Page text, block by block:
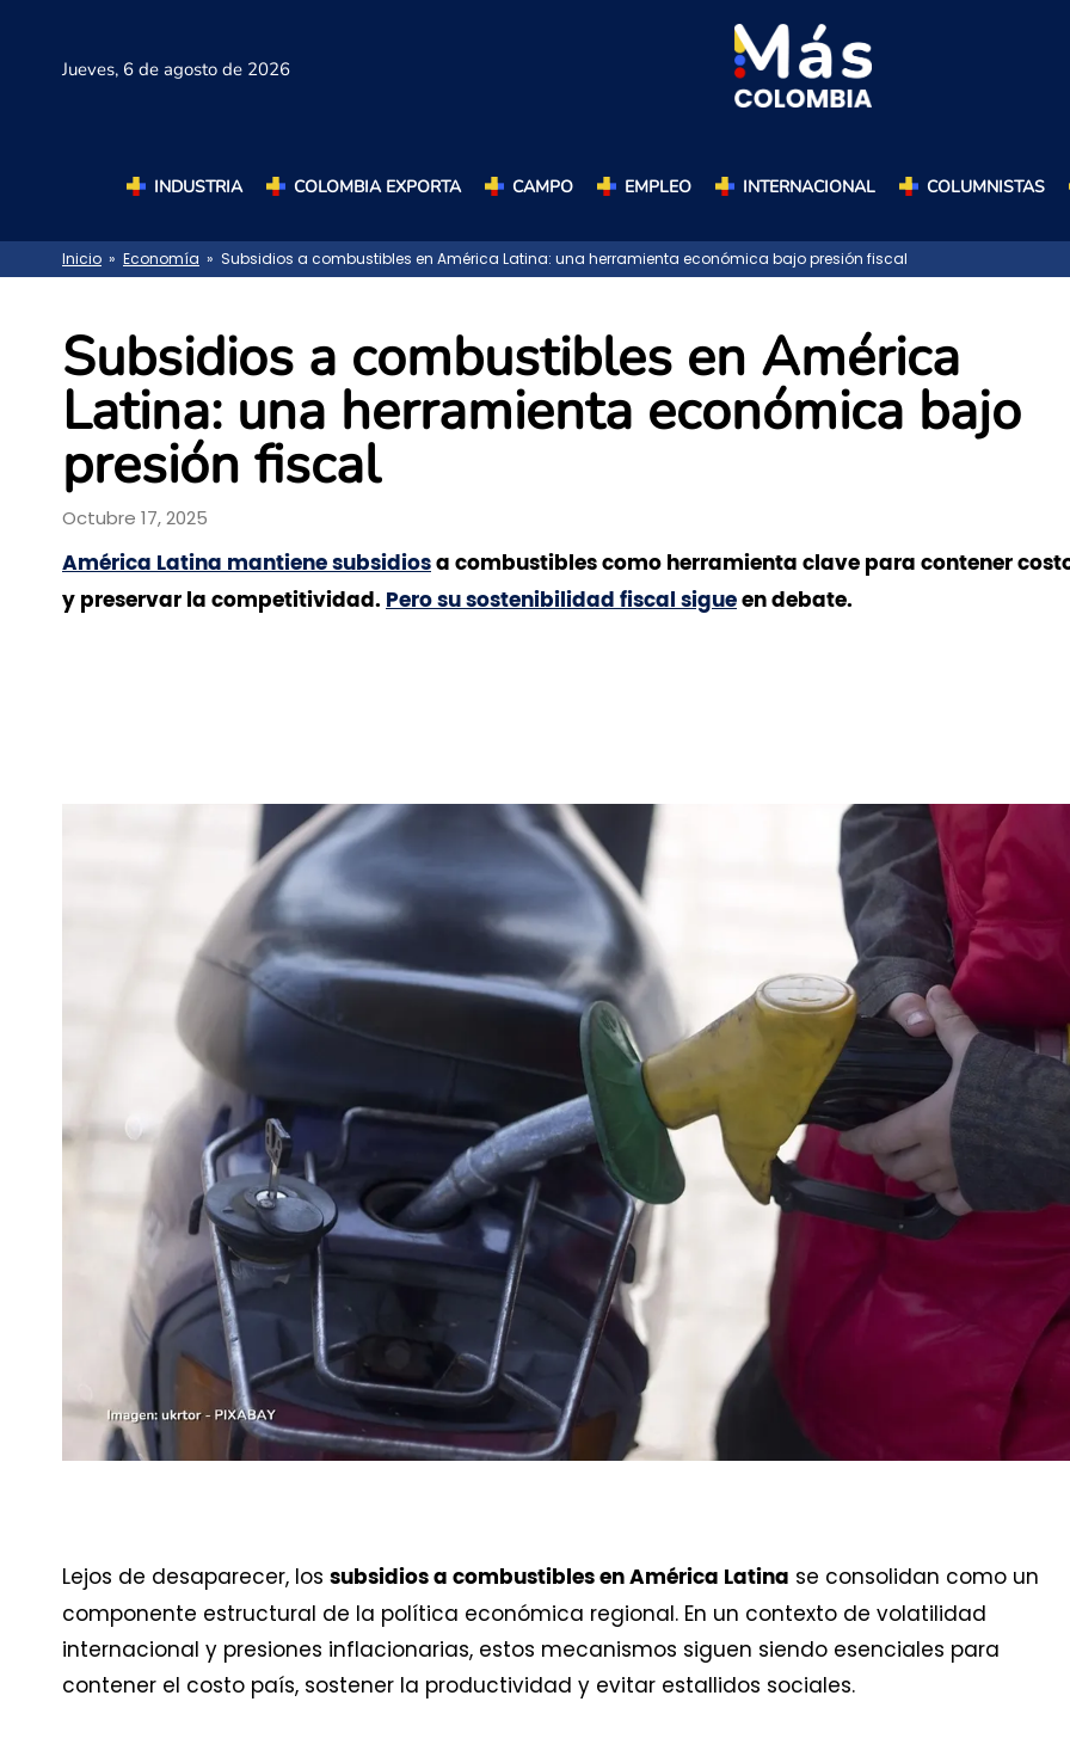
Jueves, 6 de agosto de 2026
INDUSTRIA COLOMBIA EXPORTA CAMPO EMPLEO INTERNACIONAL COLUMNISTAS
Inicio » Economía » Subsidios a combustibles en América Latina: una herramienta económica bajo presión fiscal
Subsidios a combustibles en América
Latina: una herramienta económica bajo
presión fiscal
Octubre 17, 2025
América Latina mantiene subsidios a combustibles como herramienta clave para contener
y preservar la competitividad. Pero su sostenibilidad fiscal sigue en debate.
Lejos de desaparecer, los subsidios a combustibles en América Latina se consolidan como un
componente estructural de la política económica regional. En un contexto de volatilidad
internacional y presiones inflacionarias, estos mecanismos siguen siendo esenciales para
contener el costo país, sostener la productividad y evitar estallidos sociales.